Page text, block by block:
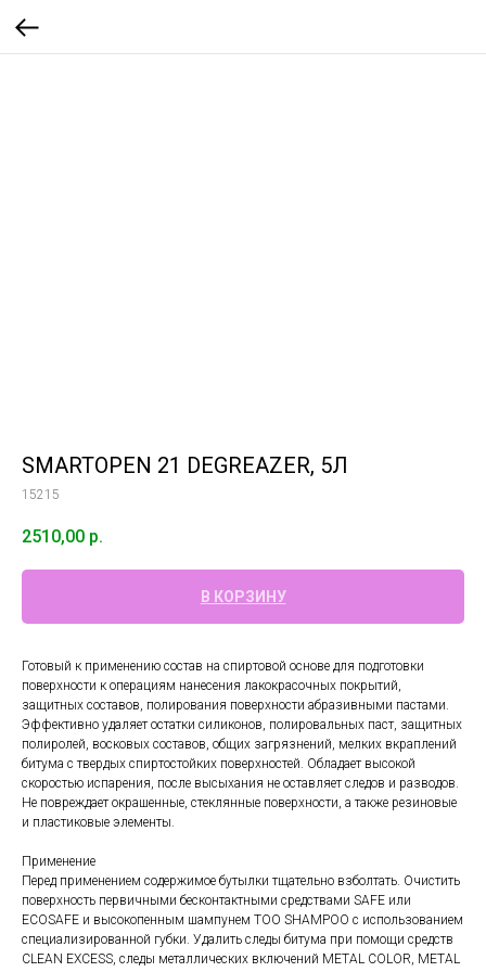
SMARTOPEN 21 DEGREAZER, 5Л
15215
2510,00 р.
В КОРЗИНУ
Готовый к применению состав на спиртовой основе для подготовки
поверхности к операциям нанесения лакокрасочных покрытий,
защитных составов, полирования поверхности абразивными пастами.
Эффективно удаляет остатки силиконов, полировальных паст, защитных
полиролей, восковых составов, общих загрязнений, мелких вкраплений
битума с твердых спиртостойких поверхностей. Обладает высокой
скоростью испарения, после высыхания не оставляет следов и разводов.
Не повреждает окрашенные, стеклянные поверхности, а также резиновые
и пластиковые элементы.
Применение
Перед применением содержимое бутылки тщательно взболтать. Очистить
поверхность первичными бесконтактными средствами SAFE или
ECOSAFE и высокопенным шампунем TOO SHAMPOO с использованием
специализированной губки. Удалить следы битума при помощи средств
CLEAN EXCESS, следы металлических включений METAL COLOR, METAL